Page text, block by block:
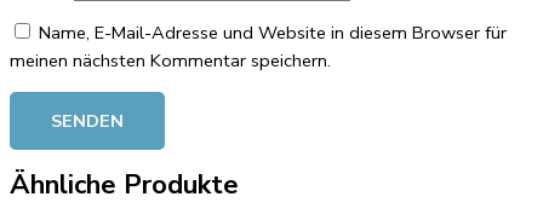
Name, E-Mail-Adresse und Website in diesem Browser für
meinen nächsten Kommentar speichern.
Ähnliche Produkte